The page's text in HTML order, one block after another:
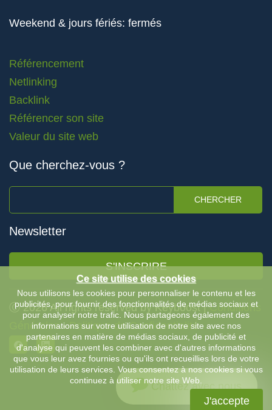
Weekend & jours fériés: fermés
Référencement
Netlinking
Backlink
Référencer son site
Valeur du site web
Que cherchez-vous ?
CHERCHER
Newsletter
S'INSCRIRE
Ⓒ 2026 All rights reserved by Keyboost |Conditions
Générales-Politique de Confidentialité
Chattez avec nous
Ce site utilise des cookies
Nous utilisons les cookies pour personnaliser le contenu et les
publicités, pour fournir des fonctionnalités de médias sociaux et
pour analyser notre trafic. Nous partageons également des
informations sur votre utilisation de notre site avec nos
partenaires en matière de médias sociaux, de publicité et
d'analyse qui peuvent les combiner avec d'autres informations
que vous leur avez fournies ou qu'ils ont recueillies lors de votre
utilisation de leurs services. Vous consentez à nos cookies si vous
continuez à utiliser notre site Web.
J'accepte